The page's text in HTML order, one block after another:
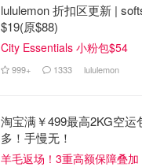
lululemon 折扣区更新 |
$19(原$88)
City Essentials 小粉包$54
999+ 1333 lululemon
淘宝满￥499最高2KG空运
多！手慢无！
羊毛返场！3重高额保障叠加